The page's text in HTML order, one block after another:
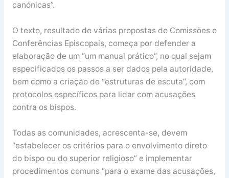
canónicas”.
O texto, resultado de várias propostas de Comissões e
Conferências Episcopais, começa por defender a
elaboração de um “um manual prático”, no qual sejam
especificados os passos a ser dados pela autoridade,
bem como a criação de “estruturas de escuta”, com
protocolos específicos para lidar com acusações
contra os bispos.
Todas as comunidades, acrescenta-se, devem
“estabelecer os critérios para o envolvimento direto
do bispo ou do superior religioso” e implementar
procedimentos comuns “para o exame das acusações,